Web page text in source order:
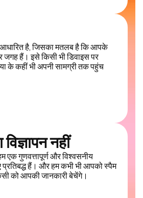
है, जिसका मतलब है कि आपके
जगह हैं। इसे किसी भी डिवाइस पर
के कहीं भी अपनी सामग्री तक पहुंच
नहीं
एक गुणवत्तापूर्ण और विश्वसनीय
प्रतिबद्ध हैं। और हम कभी भी आपको स्पैम
को आपकी जानकारी बेचेंगे।